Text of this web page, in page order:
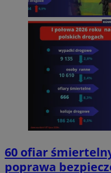
60 ofiar
poprawa